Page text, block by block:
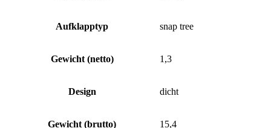
Aufklapptyp snap tree
Gewicht (netto) 1,3
Design dicht
Gewicht (brutto) 15,4